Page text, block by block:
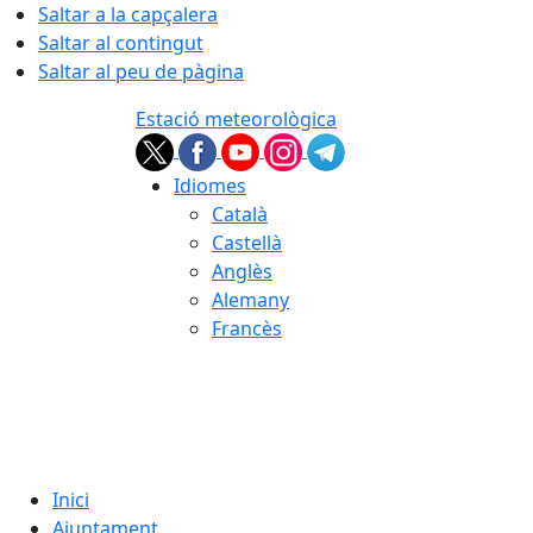
Saltar a la capçalera
Saltar al contingut
Saltar al peu de pàgina
Estació meteorològica
Idiomes
Català
Castellà
Anglès
Alemany
Francès
Inici